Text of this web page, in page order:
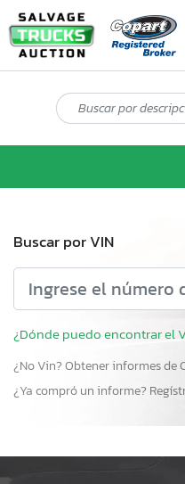
Buscar por VIN
¿Dónde puedo encontrar el
¿No Vin? Obtener informes de
¿Ya compró un informe?